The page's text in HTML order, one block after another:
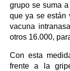
grupo se suma
que ya se están
vacuna
otros 16.000,
Con esta
frente a la